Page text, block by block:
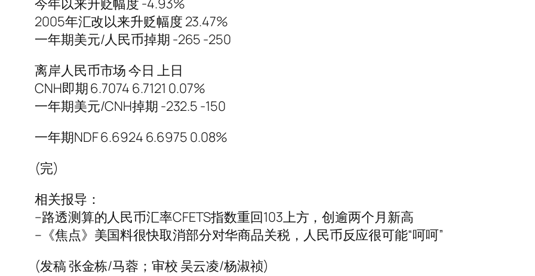
今年以来升贬幅度 -4.93%
2005年汇改以来升贬幅度 23.47%
一年期美元/人民币掉期 -265 -250
离岸人民币市场 今日 上日
CNH即期 6.7074 6.7121 0.07%
一年期美元/CNH掉期 -232.5 -150
一年期NDF 6.6924 6.6975 0.08%
(完)
相关报导：
–路透测算的人民币汇率CFETS指数重回103上方，创逾两个月新高
–《焦点》美国料很快取消部分对华商品关税，人民币反应很可能“呵呵”
(发稿 张金栋/马蓉；审校 吴云凌/杨淑祯)